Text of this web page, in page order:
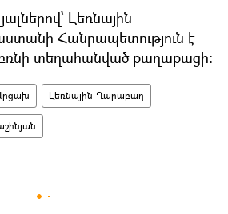
Լեռնային
Հանրապետություն է
տեղահանված քաղաքացի։
Լեռնային Ղարաբաղ